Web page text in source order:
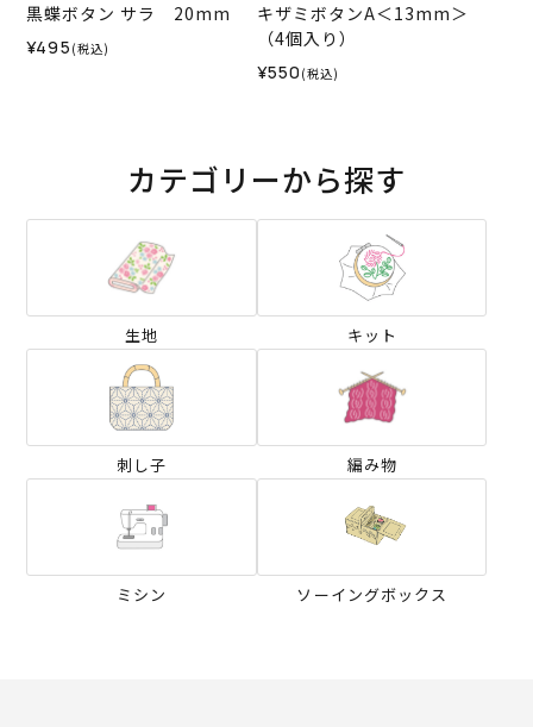
黒蝶ボタン サラ 20mm
¥495 (税込)
キザミボタンA＜13mm＞
（4個入り）
¥550 (税込)
カテゴリーから探す
生地 キット
刺し子 編み物
ミシン ソーイングボックス